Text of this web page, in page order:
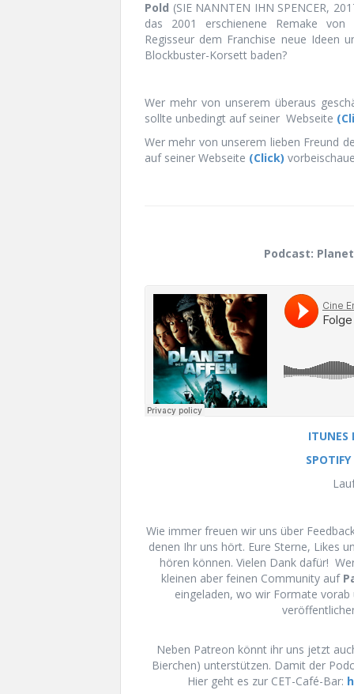
Pold (SIE NANNTEN IHN SPENCER,
das 2001 erschienene Remake
Regisseur dem Franchise neue Ideen
Blockbuster-Korsett baden?
Wer mehr von unserem überaus
sollte unbedingt auf seiner Webseite
Wer mehr von unserem lieben Freund
auf seiner Webseite (Click)
Podcast:
ITUNES
Wie immer freuen wir uns über
denen Ihr uns hört. Eure Sterne, Likes
hören können. Vielen Dank dafür!
kleinen aber feinen Community auf
eingeladen, wo wir Formate
Neben Patreon könnt ihr uns jetzt
Bierchen) unterstützen. Damit der
Hier geht es zur CET-Café-Bar: